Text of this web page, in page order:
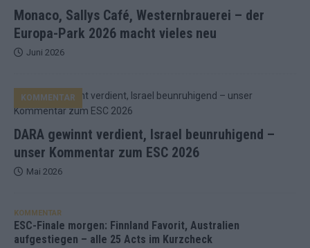
Monaco, Sallys Café, Westernbrauerei – der
Europa-Park 2026 macht vieles neu
Juni 2026
DARA gewinnt verdient, Israel beunruhigend –
unser Kommentar zum ESC 2026
KOMMENTAR
Mai 2026
KOMMENTAR
ESC-Finale morgen: Finnland Favorit, Australien
aufgestiegen – alle 25 Acts im Kurzcheck